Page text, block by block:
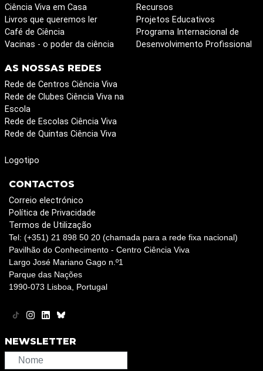
Ciência Viva em Casa
Livros que queremos ler
Café de Ciência
Vacinas - o poder da ciência
Recursos
Projetos Educativos
Programa Internacional de
Desenvolvimento Profissional
AS NOSSAS REDES
Rede de Centros Ciência Viva
Rede de Clubes Ciência Viva na
Escola
Rede de Escolas Ciência Viva
Rede de Quintas Ciência Viva
Logotipo
CONTACTOS
Correio electrónico
Política de Privacidade
Termos de Utilização
Tel: (+351) 21 898 50 20 (chamada para a rede fixa nacional)
Pavilhão do Conhecimento - Centro Ciência Viva
Largo José Mariano Gago n.º1
Parque das Nações
1990-073 Lisboa, Portugal
NEWSLETTER